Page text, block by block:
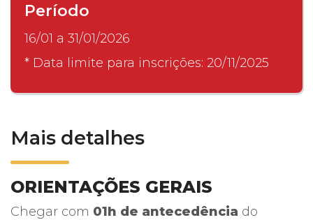
Período
16/01 a 31/01/2026
* Data limite para inscrições: 20/11/2025
Mais detalhes
ORIENTAÇÕES GERAIS
Chegar com 01h de antecedência do